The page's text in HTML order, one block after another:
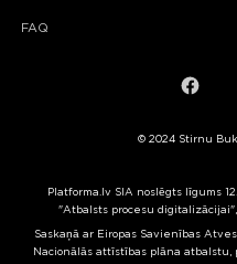
FAQ
© 2024 Stirnu
Platforma.lv SIA noslēgts līgums
"Atbalsts procesu
Saskaņā ar Eiropas Savienības
Nacionālās attīstības plāna